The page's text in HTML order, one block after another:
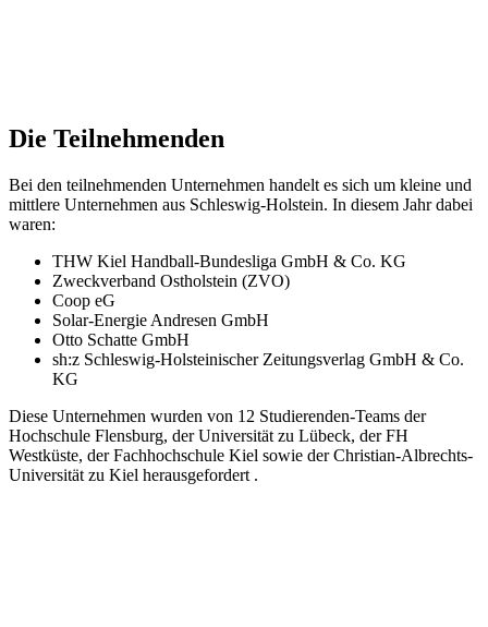
Die Teilnehmenden
Bei den teilnehmenden Unternehmen handelt es sich um kleine und
mittlere Unternehmen aus Schleswig-Holstein. In diesem Jahr dabei
waren:
THW Kiel Handball-Bundesliga GmbH & Co. KG
Zweckverband Ostholstein (ZVO)
Coop eG
Solar-Energie Andresen GmbH
Otto Schatte GmbH
sh:z Schleswig-Holsteinischer Zeitungsverlag GmbH & Co.
KG
Diese Unternehmen wurden von 12 Studierenden-Teams der
Hochschule Flensburg, der Universität zu Lübeck, der FH
Westküste, der Fachhochschule Kiel sowie der Christian-Albrechts-
Universität zu Kiel herausgefordert .